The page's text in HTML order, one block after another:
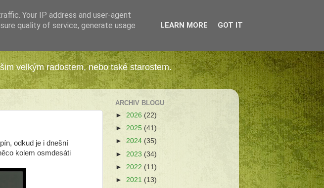
velkým radostem, nebo také starostem.
odkud je i dnešní
kolem osmdesáti
ARCHIV BLOGU
► 2026 (22)
► 2025 (41)
► 2024 (35)
► 2023 (34)
► 2022 (11)
► 2021 (13)
Your IP address and user-agent
quality of service, generate usage
LEARN MORE GOT IT